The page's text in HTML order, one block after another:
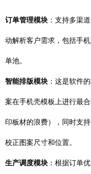
订单管理模块 ：支持多渠
动解析客户需求，包括手
单池。
智能排版模块 ：这是软件
案在手机壳模板上进行最
印板材的浪费），同时支
校正图案尺寸和位置。
生产调度模块 ：根据订单